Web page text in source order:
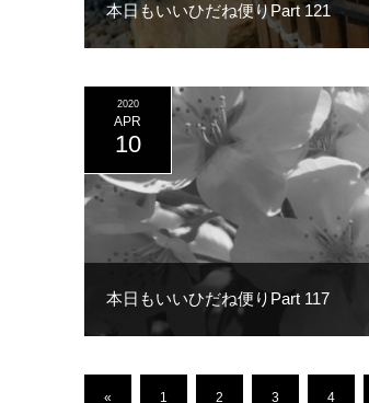
本日もいいひだね便りPart 121
本日もいいひだね便りPart 117
2020
APR
10
« 1 2 3 4